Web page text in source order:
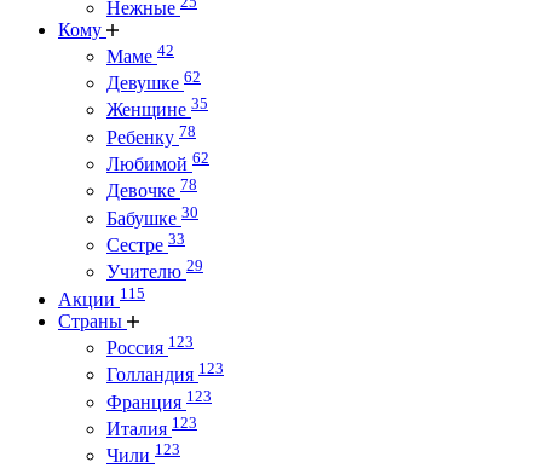
Нежные
Кому
Маме 42
Девушке 62
Женщине 35
Ребенку 78
Любимой 62
Девочке 78
Бабушке 30
Сестре 33
Учителю 29
Акции 115
Страны
Россия 123
Голландия 123
Франция 123
Италия 123
Чили 123